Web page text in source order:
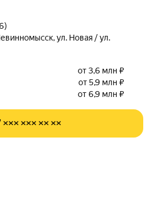
ул. Новая / ул.
от 3,6 млн ₽
от 5,9 млн ₽
от 6,9 млн ₽
××× ××× ×× ××